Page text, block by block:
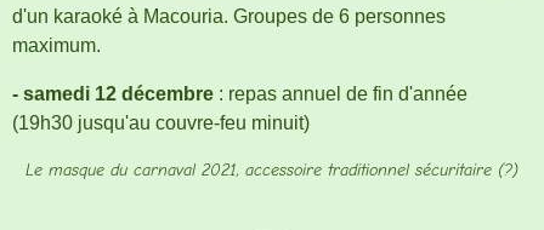
d'un karaoké à Macouria. Groupes de 6 personnes
maximum.
- samedi 12 décembre : repas annuel de fin d'année
(19h30 jusqu'au couvre-feu minuit)
Le masque du carnaval 2021, accessoire traditionnel sécuritaire (?)